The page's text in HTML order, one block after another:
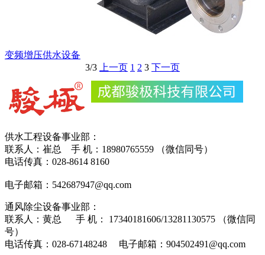
变频增压供水设备
3/3
上一页 1 2 3 下一页
供水工程设备事业部：
联系人：崔总 手 机：18980765559 （微信同号）
电话传真：028-8614 8160
电子邮箱：542687947@qq.com
通风除尘设备事业部：
联系人：黄总 手 机： 17340181606/13281130575 （微信同
号）
电话传真：028-67148248 电子邮箱：904502491@qq.com